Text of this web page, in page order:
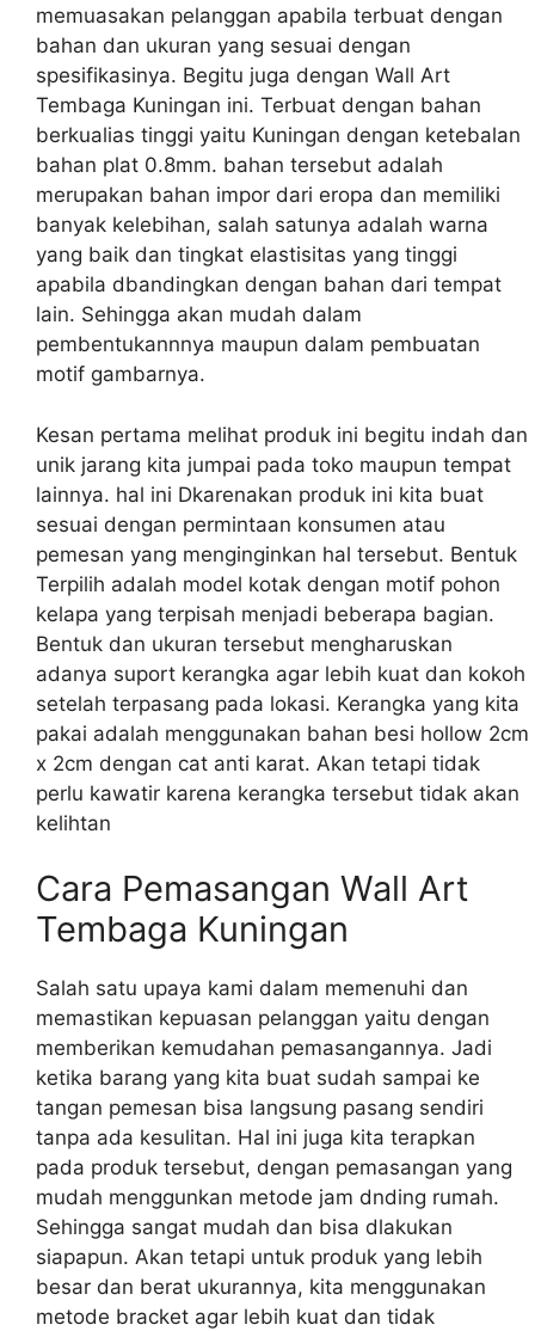
memuasakan pelanggan apabila terbuat dengan
bahan dan ukuran yang sesuai dengan
spesifikasinya. Begitu juga dengan Wall Art
Tembaga Kuningan ini. Terbuat dengan bahan
berkualias tinggi yaitu Kuningan dengan ketebalan
bahan plat 0.8mm. bahan tersebut adalah
merupakan bahan impor dari eropa dan memiliki
banyak kelebihan, salah satunya adalah warna
yang baik dan tingkat elastisitas yang tinggi
apabila dbandingkan dengan bahan dari tempat
lain. Sehingga akan mudah dalam
pembentukannnya maupun dalam pembuatan
motif gambarnya.
Kesan pertama melihat produk ini begitu indah dan
unik jarang kita jumpai pada toko maupun tempat
lainnya. hal ini Dkarenakan produk ini kita buat
sesuai dengan permintaan konsumen atau
pemesan yang menginginkan hal tersebut. Bentuk
Terpilih adalah model kotak dengan motif pohon
kelapa yang terpisah menjadi beberapa bagian.
Bentuk dan ukuran tersebut mengharuskan
adanya suport kerangka agar lebih kuat dan kokoh
setelah terpasang pada lokasi. Kerangka yang kita
pakai adalah menggunakan bahan besi hollow 2cm
x 2cm dengan cat anti karat. Akan tetapi tidak
perlu kawatir karena kerangka tersebut tidak akan
kelihtan
Cara Pemasangan Wall Art
Tembaga Kuningan
Salah satu upaya kami dalam memenuhi dan
memastikan kepuasan pelanggan yaitu dengan
memberikan kemudahan pemasangannya. Jadi
ketika barang yang kita buat sudah sampai ke
tangan pemesan bisa langsung pasang sendiri
tanpa ada kesulitan. Hal ini juga kita terapkan
pada produk tersebut, dengan pemasangan yang
mudah menggunkan metode jam dnding rumah.
Sehingga sangat mudah dan bisa dlakukan
siapapun. Akan tetapi untuk produk yang lebih
besar dan berat ukurannya, kita menggunakan
metode bracket agar lebih kuat dan tidak